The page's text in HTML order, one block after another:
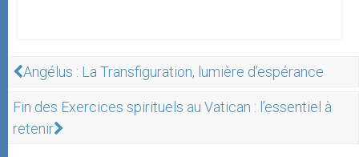
Angélus : La Transfiguration, lumière d’espérance
Fin des Exercices spirituels au Vatican : l’essentiel à
retenir